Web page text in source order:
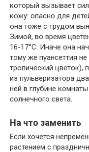
который вызывает
кожу: опасно для
она тоже с трудом
Зимой, во время
16-17°С. Иначе она
тому же пуансеттия
тропический цветок),
из пульверизатора
ней в глубине
солнечного света.
На что заменить
Если хочется
растением с